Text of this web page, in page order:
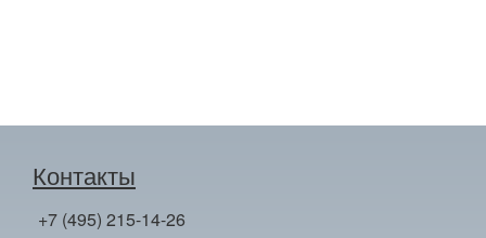
Контакты
+7 (495) 215-14-26